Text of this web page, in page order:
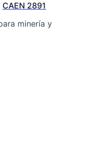
CAEN 2891
minería y